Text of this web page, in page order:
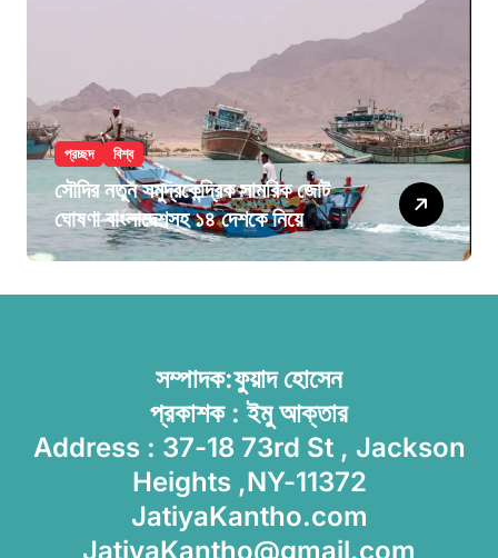
প্রচ্ছদ বিশ্ব
সৌদির নতুন সমুদ্রকেন্দ্রিক সামরিক জোট
ঘোষণা বাংলাদেশসহ ১৪ দেশকে নিয়ে
সম্পাদক:ফুয়াদ হোসেন
প্রকাশক : ইমু আক্তার
Address : 37-18 73rd St , Jackson
Heights ,NY-11372
JatiyaKantho.com
JatiyaKantho@gmail.com